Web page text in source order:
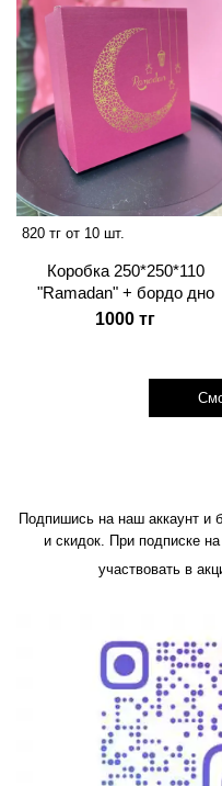
820 тг от 10 шт.
Коробка 250*250*110
"Ramadan" + бордо дно
1000 тг
Подпишись на наш аккаунт и
и скидок. При подписке
участвовать в